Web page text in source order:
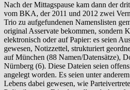
Nach der Mittagspause kam dann der
vom BKA, der 2011 und 2012 zwei
Trio zu aufgefundenen Namenslisten
original Asservate bekommen, sondern
elektronisch oder auf Papier: es seien
gewesen, Notizzettel, strukturiert
auf München (88 Namen/Datensätze),
Nürnberg (6). Diese Dateien seien
angelegt worden. Es seien unter
Lebens dabei gewesen, wie